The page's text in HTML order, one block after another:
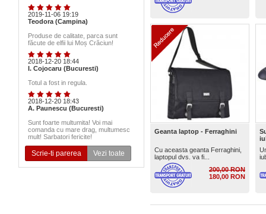
2019-11-06 19:19
Teodora (Campina)
Produse de calitate, parca sunt
făcute de elfii lui Moș Crăciun!
2018-12-20 18:44
I. Cojocaru (Bucuresti)
Totul a fost in regula.
2018-12-20 18:43
A. Paunescu (Bucuresti)
Sunt foarte multumita! Voi mai
comanda cu mare drag, multumesc
mult! Sarbatori fericite!
Scrie-ti parerea Vezi toate
Geanta laptop - Ferraghini
Cu aceasta geanta Ferraghini,
laptopul dvs. va fi...
200,00 RON
180,00 RON